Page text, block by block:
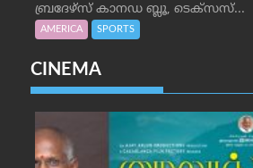
ബ്രദേഴ്‌സ് കാനഡ ബ്ലൂ, ടെക്‌സസ്...
AMERICA SPORTS
CINEMA